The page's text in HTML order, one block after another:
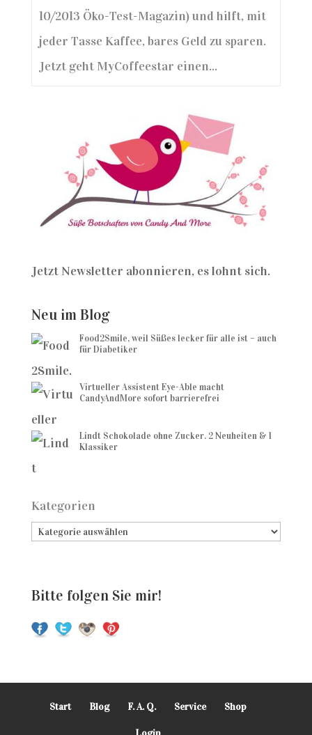
10/2013 Öko-Test-Magazin) und hilft, mit
jeder Tasse Kaffee, bares Geld zu sparen.
Jetzt geht MyCoffeestar einen...
Jetzt Newsletter abonnieren, es lohnt sich.
Neu im Blog
Food2Smile, weil Süßes lecker für alle ist – auch
für Diabetiker
Virtueller Assistent Eye-Able macht
CandyAndMore sofort barrierefrei
Lindt Schokolade ohne Zucker. 2 Neuheiten & 1
Klassiker
Kategorien
Bitte folgen Sie mir!
Start Blog F. A. Q. Service Shop